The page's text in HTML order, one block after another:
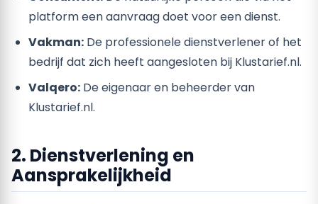
platform een aanvraag doet voor een dienst.
Vakman: De professionele dienstverlener of het
bedrijf dat zich heeft aangesloten bij Klustarief.nl.
Valqero: De eigenaar en beheerder van
Klustarief.nl.
2. Dienstverlening en
Aansprakelijkheid